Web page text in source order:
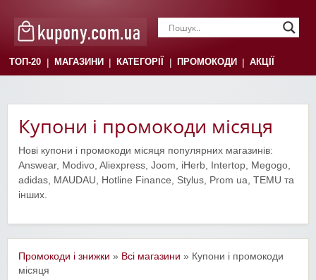
ТОП-20 | МАГАЗИНИ | КАТЕГОРІЇ | ПРОМОКОДИ | АКЦІЇ
Купони і промокоди місяця
Нові купони і промокоди місяця популярних магазинів:
Answear, Modivo, Aliexpress, Joom, iHerb, Intertop, Megogo,
adidas, MAUDAU, Hotline Finance, Stylus, Prom ua, TEMU та
інших.
Промокоди і знижки » Всі магазини » Купони і промокоди
місяця